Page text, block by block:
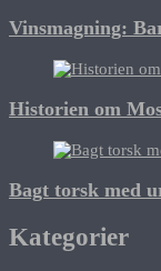
Vinsmagning:
Historien om
Bagt torsk med
Kategorier